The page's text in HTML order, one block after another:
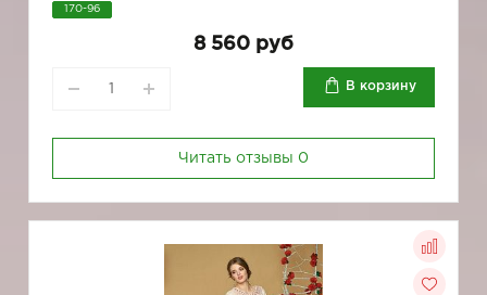
170-96
8 560 руб
В корзину
Читать отзывы 0